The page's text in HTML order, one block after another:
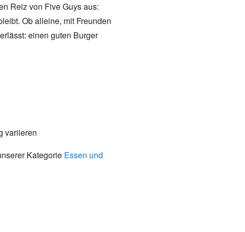
Reiz von Five Guys aus:
Ob alleine, mit Freunden
einen guten Burger
variieren
Kategorie Essen und